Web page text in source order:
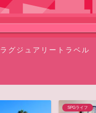
ラグジュアリートラベル
JGC修行